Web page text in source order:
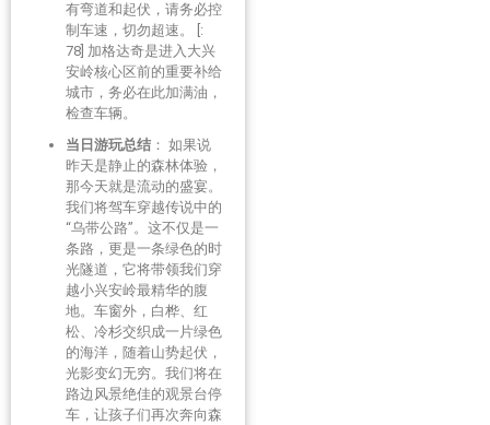
有弯道和起伏，请务必控
制车速，切勿超速。 [:
78] 加格达奇是进入大兴
安岭核心区前的重要补给
城市，务必在此加满油，
检查车辆。
当日游玩总结 ： 如果说
昨天是静止的森林体验，
那今天就是流动的盛宴。
我们将驾车穿越传说中的
“乌带公路”。这不仅是一
条路，更是一条绿色的时
光隧道，它将带领我们穿
越小兴安岭最精华的腹
地。车窗外，白桦、红
松、冷杉交织成一片绿色
的海洋，随着山势起伏，
光影变幻无穷。我们将在
路边风景绝佳的观景台停
车，让孩子们再次奔向森